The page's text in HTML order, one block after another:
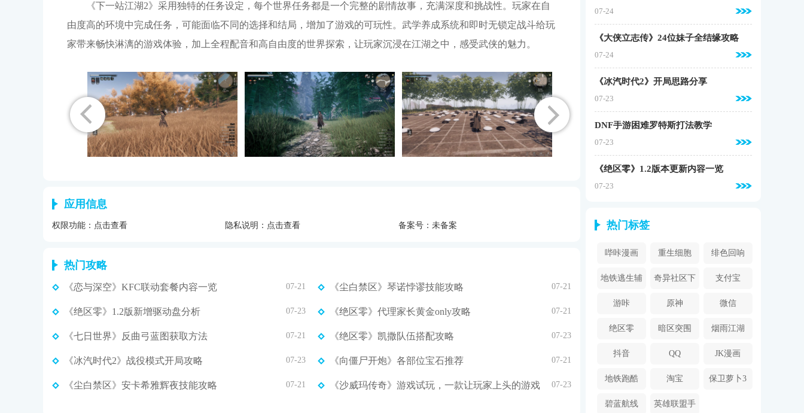
《下一站江湖2》采用独特的任务设定，每个世界任务都是一个完整的剧情故事，充满深度和挑战性。玩家在自
由度高的环境中完成任务，可能面临不同的选择和结局，增加了游戏的可玩性。武学养成系统和即时无锁定战斗给玩
家带来畅快淋漓的游戏体验，加上全程配音和高自由度的世界探索，让玩家沉浸在江湖之中，感受武侠的魅力。
应用信息
权限功能： 点击查看 隐私说明： 点击查看 备案号：未备案
热门攻略
《恋与深空》KFC联动套餐内容一览 07-21 《尘白禁区》琴诺悖谬技能攻略 07-21
《绝区零》1.2版新增驱动盘分析 07-23 《绝区零》代理家长黄金only攻略 07-21
《七日世界》反曲弓蓝图获取方法 07-21 《绝区零》凯撒队伍搭配攻略 07-23
《冰汽时代2》战役模式开局攻略 07-23 《向僵尸开炮》各部位宝石推荐 07-21
《尘白禁区》安卡希雅辉夜技能攻略 07-21 《沙威玛传奇》游戏试玩，一款让玩家上头的游戏 07-23
07-24
《大侠立志传》24位妹子全结缘攻略
07-24
《冰汽时代2》开局思路分享
07-23
DNF手游困难罗特斯打法教学
07-23
《绝区零》1.2版本更新内容一览
07-23
热门标签
哔咔漫画
2024
重生细胞 绯色回响
地铁逃生辅
助器
奇异社区下
载安装
支付宝
游咔 原神 微信
绝区零 暗区突围 烟雨江湖
抖音 QQ JK漫画
地铁跑酷 淘宝 保卫萝卜3
碧蓝航线 英雄联盟手